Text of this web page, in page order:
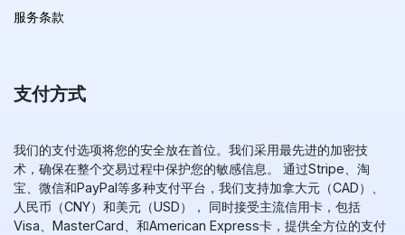
服务条款
支付方式
我们的支付选项将您的安全放在首位。我们采用最先进的加密技
术，确保在整个交易过程中保护您的敏感信息。 通过Stripe、淘
宝、微信和PayPal等多种支付平台，我们支持加拿大元（CAD）、
人民币（CNY）和美元（USD）， 同时接受主流信用卡，包括
Visa、MasterCard、和American Express卡，提供全方位的支付